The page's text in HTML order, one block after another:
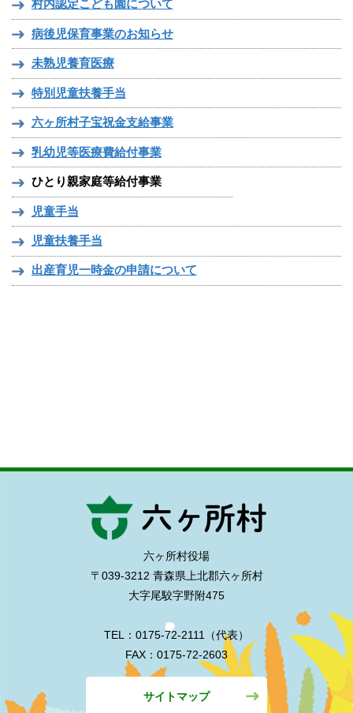
村内認定こども園について
病後児保育事業のお知らせ
未熟児養育医療
特別児童扶養手当
六ヶ所村子宝祝金支給事業
乳幼児等医療費給付事業
ひとり親家庭等給付事業
児童手当
児童扶養手当
出産育児一時金の申請について
六ヶ所村役場
〒039-3212 青森県上北郡六ヶ所村
大字尾駮字野附475
TEL：0175-72-2111（代表）
FAX：0175-72-2603
サイトマップ